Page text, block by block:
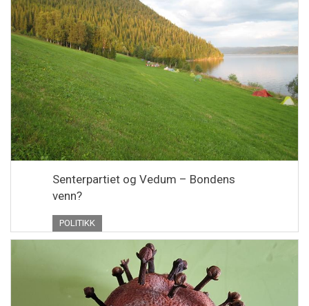
Senterpartiet og Vedum – Bondens
venn?
POLITIKK